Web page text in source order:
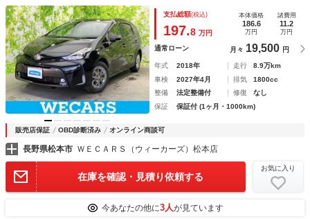
ヒーター／車線逸脱防止支援システム／ヘッドランプ ＬＥＤ
／Ｂｌｕｅｔｏｏｔｈ接続／ＥＴＣ／ＥＢＤ付ＡＢＳ／横滑り
防止装置
支払総額(税込)
197.8 万円
本体価格
186.6
万円
諸費用
11.2
万円
通常ローン 月々 19,500 円
年式 2018年 走行
8.9万km
車検
2027年4月 排気
1800cc
整備
法定整備付 修復
なし
保証
保証付 (1ヶ月・1000km)
販売店保証 OBD診断済み オンライン商談可
長野県松本市 ＷＥＣＡＲＳ（ウィーカーズ）松本店
在庫を確認・見積り依頼する
お気に入り
今あなたの他に3人が見ています